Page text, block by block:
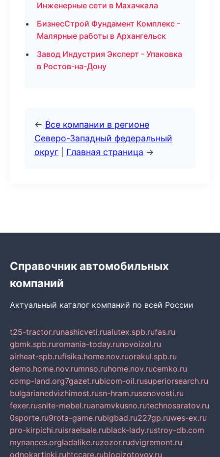
Инженерные сети в Махачкала
БизнесСтрой Фундамент Комплекс -
Малярные работы в Архангельск
Завод Индустрия Эксперт - Упаковка
в Ростов-на-Дону
← Все компании в регионе
Северо-Западный федеральный
округ
Главная страница →
Справочник автомобильных
компаний
Актуальный каталог компаний по всей России
t25-tractor.runashicveti.rualutex.spb.rufas.ru
gbmk.spb.ruromania-today.runovoizol.ru
airheat-spb.rufisika.home.nov.ruorakul.spb.ru
demo.home.nov.rumnso.ruhome.nov.rucemko.ru
comp-land.org7gazet.rubicom-oil.rusuperiorsearch.ru
bulgarianedvizhimost.rusn-hram.rusenovosti.ru
fexer.rusnite-mebel.ruanamvkusno.rutechnosaratov.ru
0sporte.ru9rota-game.rubigbad.ru227gp.ruwes-ex.ru
pro-kirpichi.ruisraelsale.rublack-lady.rustroy-db.com
mynances.orgladalike.ruzozor.rudvigremont.ru
odnokartinki.ruhtccare.rublogizotovoy.ru